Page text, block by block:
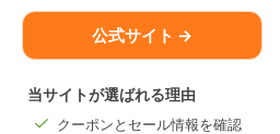
公式サイト →
当サイトが選ばれる理由
クーポンとセール情報を確認